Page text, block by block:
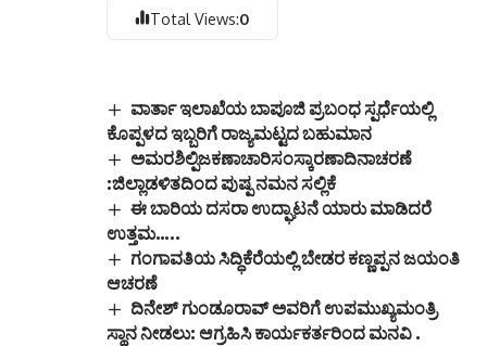
Total Views:0
ವಾರ್ತಾ ಇಲಾಖೆಯ ಬಾಪೂಜಿ ಪ್ರಬಂಧ ಸ್ಪರ್ಧೆಯಲ್ಲಿ
ಕೊಪ್ಪಳದ ಇಬ್ಬರಿಗೆ ರಾಜ್ಯಮಟ್ಟದ ಬಹುಮಾನ
ಅಮರಶಿಲ್ಪಿಜಕಣಾಚಾರಿಸಂಸ್ಕಾರಣಾದಿನಾಚರಣೆ
:ಜಿಲ್ಲಾಡಳಿತದಿಂದ ಪುಷ್ಪ ನಮನ ಸಲ್ಲಿಕೆ
ಈ ಬಾರಿಯ ದಸರಾ ಉದ್ಘಾಟನೆ ಯಾರು ಮಾಡಿದರೆ
ಉತ್ತಮ…..
ಗಂಗಾವತಿಯ ಸಿದ್ಧಿಕೆರೆಯಲ್ಲಿ ಬೇಡರ ಕಣ್ಣಪ್ಪನ ಜಯಂತಿ
ಆಚರಣೆ
ದಿನೇಶ್ ಗುಂಡೂರಾವ್ ಅವರಿಗೆ ಉಪಮುಖ್ಯಮಂತ್ರಿ
ಸ್ಥಾನ ನೀಡಲು: ಆಗ್ರಹಿಸಿ ಕಾರ್ಯಕರ್ತರಿಂದ ಮನವಿ .